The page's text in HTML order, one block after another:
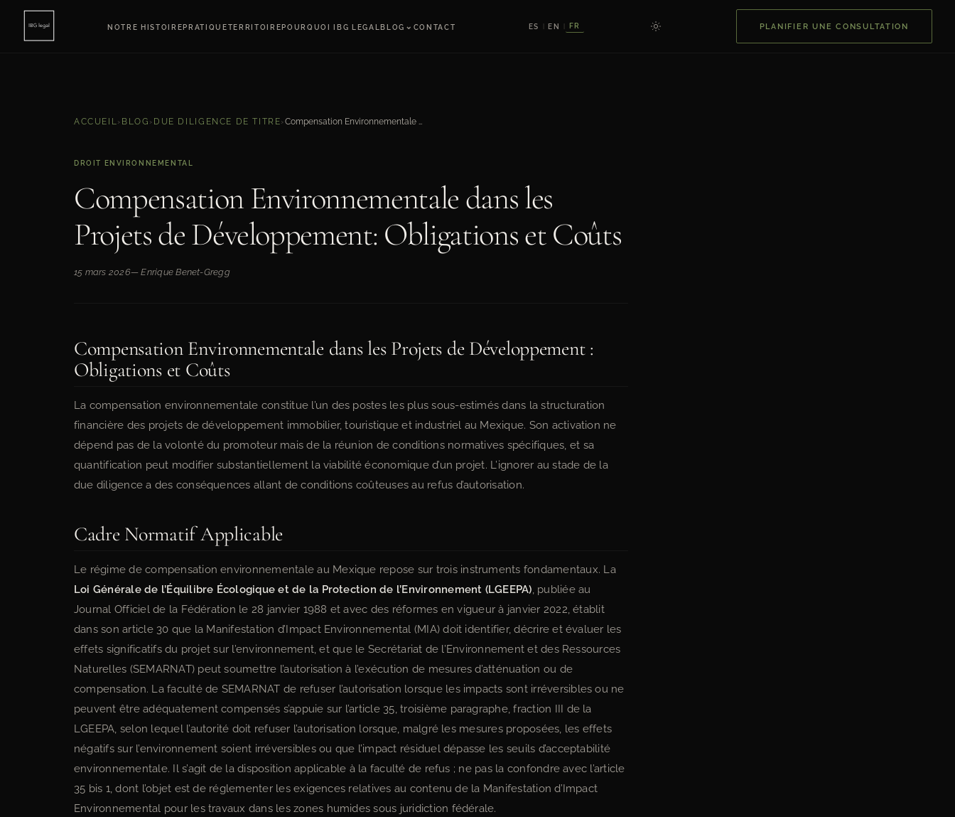
NOTRE HISTOIREPRATIQUETERRITOIREPOURQUOI IBG LEGALBLOG ⌄ CONTACT ES EN FR PLANIFIER UNE CONSULTATION
ACCUEIL › BLOG › DUE DILIGENCE DE TITRE› Compensation Environnementale dans les Projets de Développement: Obligations et Coûts
DROIT ENVIRONNEMENTAL
Compensation Environnementale dans les
Projets de Développement: Obligations et Coûts
15 mars 2026— Enrique Benet-Gregg
Compensation Environnementale dans les Projets de Développement :
Obligations et Coûts
La compensation environnementale constitue l’un des postes les plus sous-estimés dans la structuration
financière des projets de développement immobilier, touristique et industriel au Mexique. Son activation ne
dépend pas de la volonté du promoteur mais de la réunion de conditions normatives spécifiques, et sa
quantification peut modifier substantiellement la viabilité économique d’un projet. L’ignorer au stade de la
due diligence a des conséquences allant de conditions coûteuses au refus d’autorisation.
Cadre Normatif Applicable
Le régime de compensation environnementale au Mexique repose sur trois instruments fondamentaux. La
Loi Générale de l’Équilibre Écologique et de la Protection de l’Environnement (LGEEPA), publiée au
Journal Officiel de la Fédération le 28 janvier 1988 et avec des réformes en vigueur à janvier 2022, établit
dans son article 30 que la Manifestation d’Impact Environnemental (MIA) doit identifier, décrire et évaluer les
effets significatifs du projet sur l’environnement, et que le Secrétariat de l’Environnement et des Ressources
Naturelles (SEMARNAT) peut soumettre l’autorisation à l’exécution de mesures d’atténuation ou de
compensation. La faculté de SEMARNAT de refuser l’autorisation lorsque les impacts sont irréversibles ou ne
peuvent être adéquatement compensés s’appuie sur l’article 35, troisième paragraphe, fraction III de la
LGEEPA, selon lequel l’autorité doit refuser l’autorisation lorsque, malgré les mesures proposées, les effets
négatifs sur l’environnement soient irréversibles ou que l’impact résiduel dépasse les seuils d’acceptabilité
environnementale. Il s’agit de la disposition applicable à la faculté de refus ; ne pas la confondre avec l’article
35 bis 1, dont l’objet est de réglementer les exigences relatives au contenu de la Manifestation d’Impact
Environnemental pour les travaux dans les zones humides sous juridiction fédérale.